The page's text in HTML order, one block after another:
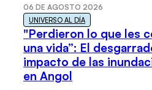
06 DE AGOSTO 2026
UNIVERSO AL DÍA
"Perdieron lo que les
una vida”: El
impacto de las
en Angol